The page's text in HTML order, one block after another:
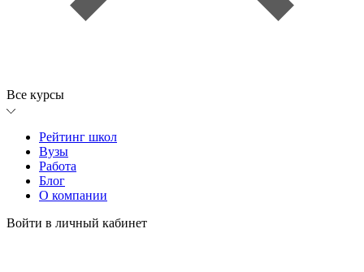
Все курсы
Рейтинг школ
Вузы
Работа
Блог
О компании
Войти в личный кабинет